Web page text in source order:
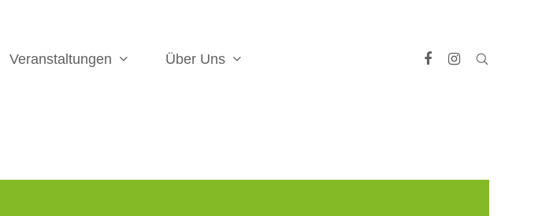
Veranstaltungen Über Uns Facebook
Instagram